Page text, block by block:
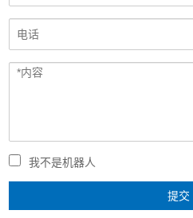
我不是机器人